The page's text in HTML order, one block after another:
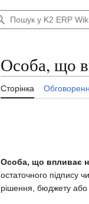
Особа, що
Сторінка
Особа, що впливає
остаточного підпису
рішення, бюджету або